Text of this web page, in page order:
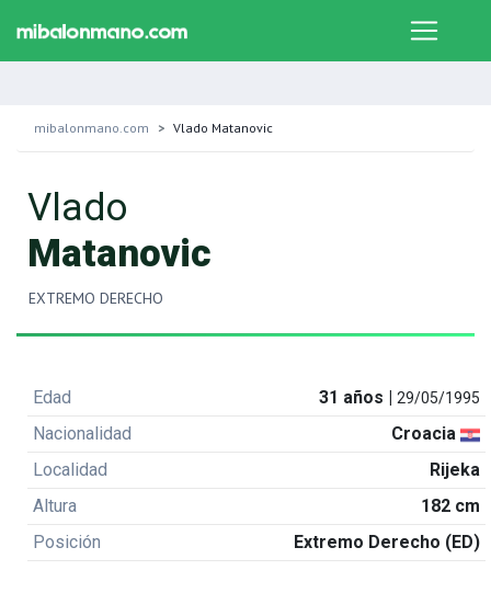
mibalonmano.com Vlado Matanovic
Vlado
Matanovic
EXTREMO DERECHO
Edad 31 años |29/05/1995
Nacionalidad
Croacia
Localidad
Rijeka
Altura
182 cm
Posición
Extremo Derecho (ED)